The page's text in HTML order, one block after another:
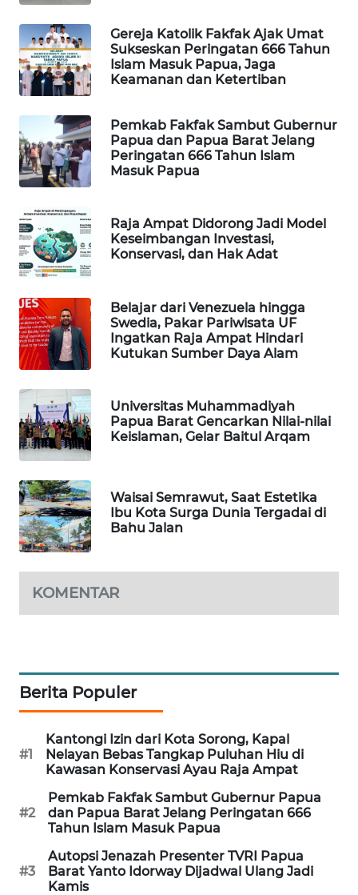
Gereja Katolik Fakfak Ajak Umat
Sukseskan Peringatan 666 Tahun
Islam Masuk Papua, Jaga
Keamanan dan Ketertiban
Pemkab Fakfak Sambut Gubernur
Papua dan Papua Barat Jelang
Peringatan 666 Tahun Islam
Masuk Papua
Raja Ampat Didorong Jadi Model
Keseimbangan Investasi,
Konservasi, dan Hak Adat
Belajar dari Venezuela hingga
Swedia, Pakar Pariwisata UF
Ingatkan Raja Ampat Hindari
Kutukan Sumber Daya Alam
Universitas Muhammadiyah
Papua Barat Gencarkan Nilai-nilai
Keislaman, Gelar Baitul Arqam
Waisai Semrawut, Saat Estetika
Ibu Kota Surga Dunia Tergadai di
Bahu Jalan
KOMENTAR
Berita Populer
#1
Kantongi Izin dari Kota Sorong, Kapal
Nelayan Bebas Tangkap Puluhan Hiu di
Kawasan Konservasi Ayau Raja Ampat
#2
Pemkab Fakfak Sambut Gubernur Papua
dan Papua Barat Jelang Peringatan 666
Tahun Islam Masuk Papua
#3
Autopsi Jenazah Presenter TVRI Papua
Barat Yanto Idorway Dijadwal Ulang Jadi
Kamis
PORTAL
KONSUMEN
FORWAMKI
ALPERKLINAS
FORJASIDA
TAMBANG
NEWS
SITUNGIR
SIDIKALANG
NEWS
SIBARAGAS
NEWS
METRO
NEWS
METRO
MEDAN
NEWS
KARING
NEWS
JURNAL
MARITIM
HUMBANG
NEWS